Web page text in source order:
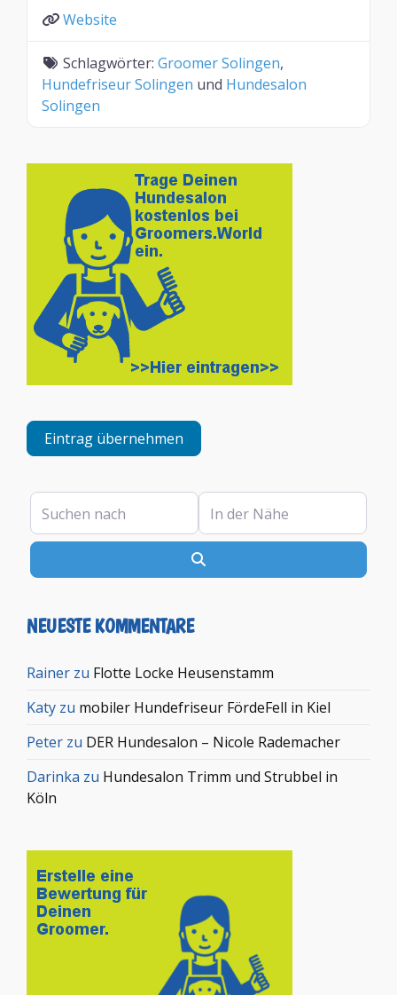
Website
Schlagwörter: Groomer Solingen,
Hundefriseur Solingen und Hundesalon
Solingen
Eintrag übernehmen
Suchen nach In der Nähe
NEUESTE KOMMENTARE
Rainer zu Flotte Locke Heusenstamm
Katy zu mobiler Hundefriseur FördeFell in Kiel
Peter zu DER Hundesalon – Nicole Rademacher
Darinka zu Hundesalon Trimm und Strubbel in
Köln